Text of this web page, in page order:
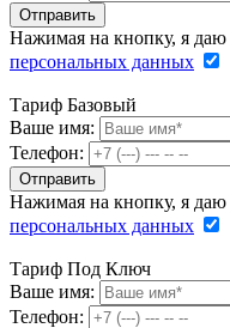
Нажимая на кнопку, я даю
персональных данных
Тариф Базовый
Ваше имя:
Телефон:
Нажимая на кнопку, я даю
персональных данных
Тариф Под Ключ
Ваше имя:
Телефон: